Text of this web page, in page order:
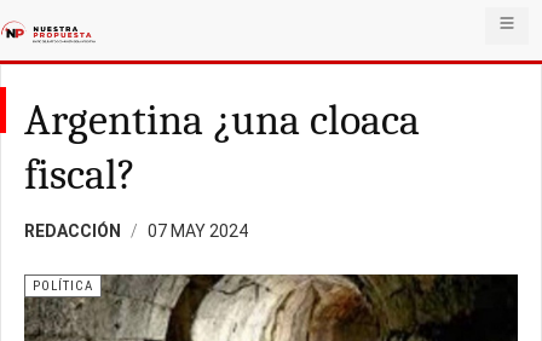
Argentina ¿una cloaca
fiscal?
REDACCIÓN 07 MAY 2024
POLÍTICA